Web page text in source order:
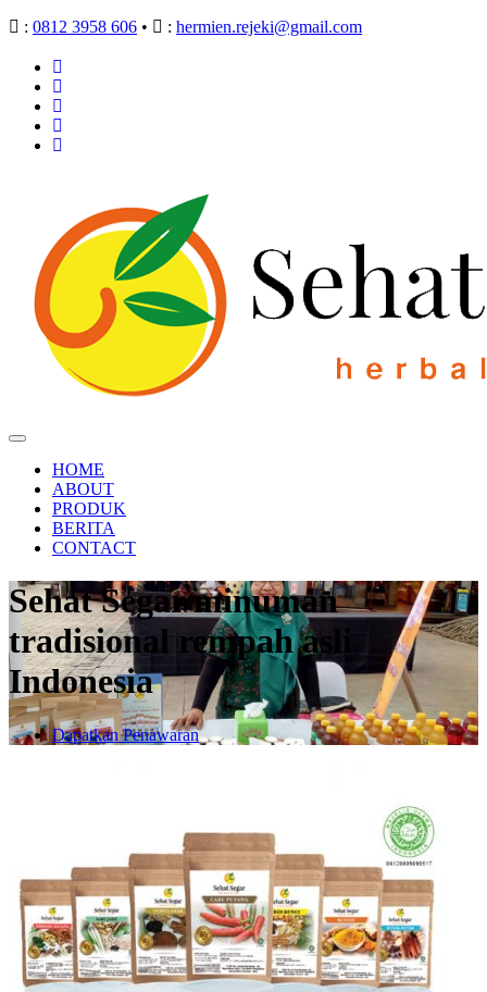
: 0812 3958 606 • : hermien.rejeki@gmail.com
HOME
ABOUT
PRODUK
BERITA
CONTACT
Sehat Segar minuman
tradisional rempah asli
Indonesia
Dapatkan Penawaran